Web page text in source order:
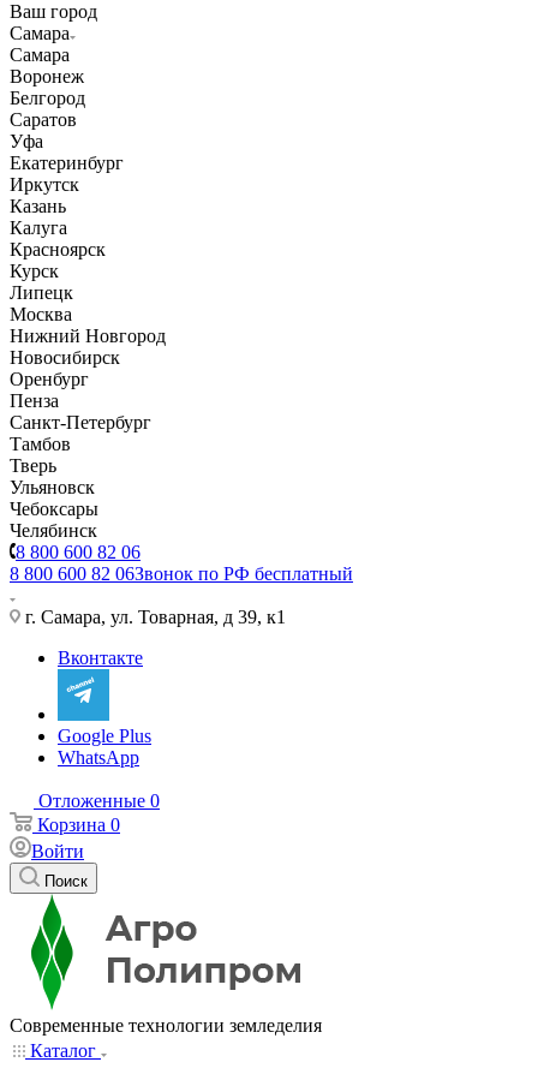
Ваш город
Самара
Самара
Воронеж
Белгород
Саратов
Уфа
Екатеринбург
Иркутск
Казань
Калуга
Красноярск
Курск
Липецк
Москва
Нижний Новгород
Новосибирск
Оренбург
Пенза
Санкт-Петербург
Тамбов
Тверь
Ульяновск
Чебоксары
Челябинск
8 800 600 82 06
8 800 600 82 06Звонок по РФ бесплатный
г. Самара, ул. Товарная, д 39, к1
Вконтакте
Google Plus
WhatsApp
Отложенные 0
Корзина 0
Войти
Поиск
Современные технологии земледелия
Каталог